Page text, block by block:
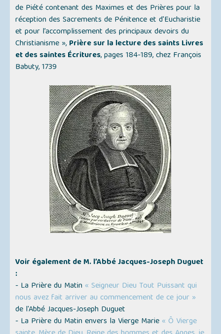
de Piété contenant des Maximes et des Prières pour la
réception des Sacrements de Pénitence et d'Eucharistie
et pour l’accomplissement des principaux devoirs du
Christianisme », Prière sur la lecture des saints Livres
et des saintes Écritures, pages 184-189, chez François
Babuty, 1739
Voir également de M. l’Abbé Jacques-Joseph Duguet
:
- La Prière du Matin « Seigneur Dieu Tout Puissant qui
nous avez fait arriver au commencement de ce jour »
de l'Abbé Jacques-Joseph Duguet
- La Prière du Matin envers la Vierge Marie « Ô Vierge